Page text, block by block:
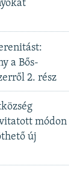
a Bős-
2. rész
módon
új